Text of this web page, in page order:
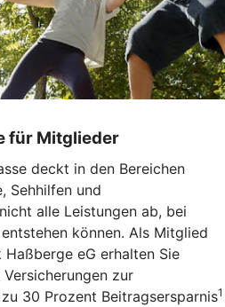
für Mitglieder
deckt in den Bereichen
Sehhilfen und
alle Leistungen ab, bei
können. Als Mitglied
eG erhalten Sie
zur
30 Prozent Beitragsersparnis1